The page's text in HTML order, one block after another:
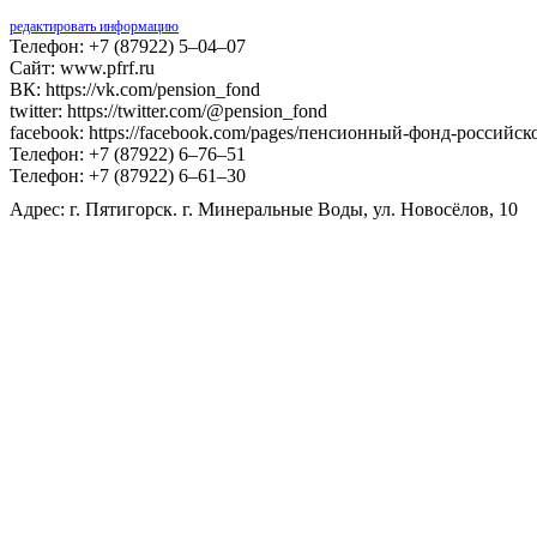
редактировать информацию
Телефон: +7 (87922) 5‒04‒07
Сайт: www.pfrf.ru
ВК: https://vk.com/pension_fond
twitter: https://twitter.com/@pension_fond
facebook: https://facebook.com/pages/пенсионный-фонд-
Телефон: +7 (87922) 6‒76‒51
Телефон: +7 (87922) 6‒61‒30
Адрес: г. Пятигорск. г. Минеральные Воды, ул. Новосёлов, 10